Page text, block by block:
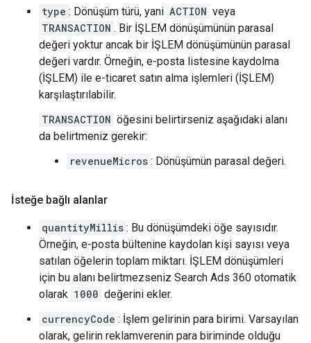
type : Dönüşüm türü, yani ACTION veya
TRANSACTION . Bir İŞLEM dönüşümünün parasal
değeri yoktur ancak bir İŞLEM dönüşümünün parasal
değeri vardır. Örneğin, e-posta listesine kaydolma
(İŞLEM) ile e-ticaret satın alma işlemleri (İŞLEM)
karşılaştırılabilir.
TRANSACTION öğesini belirtirseniz aşağıdaki alanı
da belirtmeniz gerekir:
revenueMicros : Dönüşümün parasal değeri.
İsteğe bağlı alanlar
quantityMillis : Bu dönüşümdeki öğe sayısıdır.
Örneğin, e-posta bültenine kaydolan kişi sayısı veya
satılan öğelerin toplam miktarı. İŞLEM dönüşümleri
için bu alanı belirtmezseniz Search Ads 360 otomatik
olarak 1000 değerini ekler.
currencyCode : İşlem gelirinin para birimi. Varsayılan
olarak, gelirin reklamverenin para biriminde olduğu